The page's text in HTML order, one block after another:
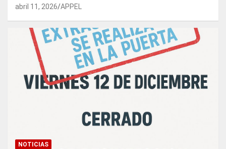
abril 11, 2026 APPEL
NOTICIAS